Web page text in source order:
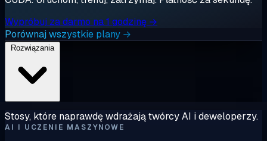
Wypróbuj za darmo na 1 godzinę →
Porównaj wszystkie plany →
Rozwiązania
Stosy, które naprawdę wdrażają twórcy AI i deweloperzy.
AI I UCZENIE MASZYNOWE